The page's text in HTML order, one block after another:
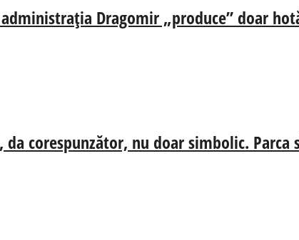
Dragomir „produce” doar
corespunzător, nu doar simbolic. Parca